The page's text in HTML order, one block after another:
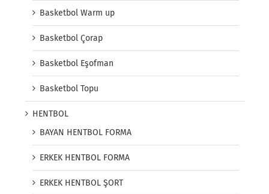
Basketbol Warm up
Basketbol Çorap
Basketbol Eşofman
Basketbol Topu
HENTBOL
BAYAN HENTBOL FORMA
ERKEK HENTBOL FORMA
ERKEK HENTBOL ŞORT